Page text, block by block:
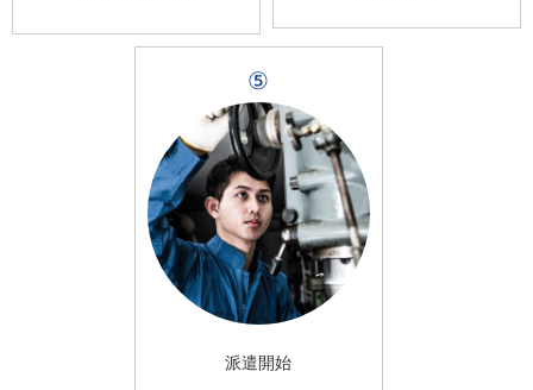
⑤
派遣開始